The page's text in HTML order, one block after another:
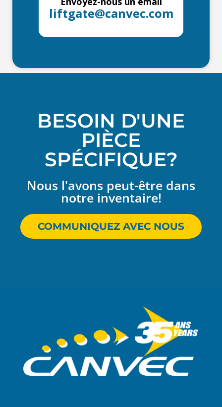
liftgate@canvec.com
BESOIN D'UNE
PIÈCE
SPÉCIFIQUE?
Nous l'avons peut-être dans
notre inventaire!
COMMUNIQUEZ AVEC NOUS